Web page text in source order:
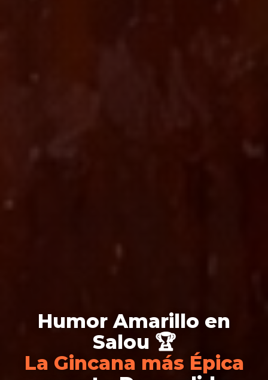
Humor Amarillo en
Salou 🏆
La Gincana más Épica